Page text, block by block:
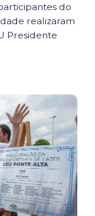
do
realizaram
Presidente